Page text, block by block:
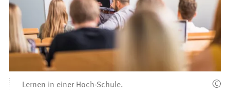
Lernen in einer Hoch-Schule.